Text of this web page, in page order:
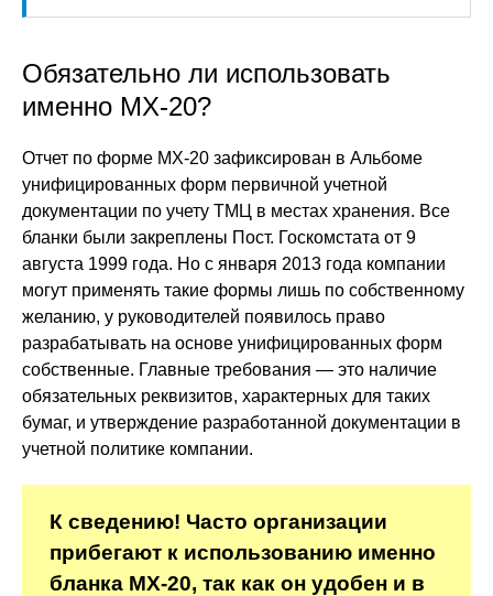
Обязательно ли использовать
именно МХ-20?
Отчет по форме МХ-20 зафиксирован в Альбоме
унифицированных форм первичной учетной
документации по учету ТМЦ в местах хранения. Все
бланки были закреплены Пост. Госкомстата от 9
августа 1999 года. Но с января 2013 года компании
могут применять такие формы лишь по собственному
желанию, у руководителей появилось право
разрабатывать на основе унифицированных форм
собственные. Главные требования — это наличие
обязательных реквизитов, характерных для таких
бумаг, и утверждение разработанной документации в
учетной политике компании.
К сведению! Часто организации
прибегают к использованию именно
бланка МХ-20, так как он удобен и в